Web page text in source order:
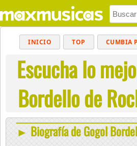
INICIO TOP CUMBIA
MUSICA CRISTIANA
BALADAS ALTERNATIVO
CUMBIAS
Escucha lo
Bordello de
► Biografía de Gogol